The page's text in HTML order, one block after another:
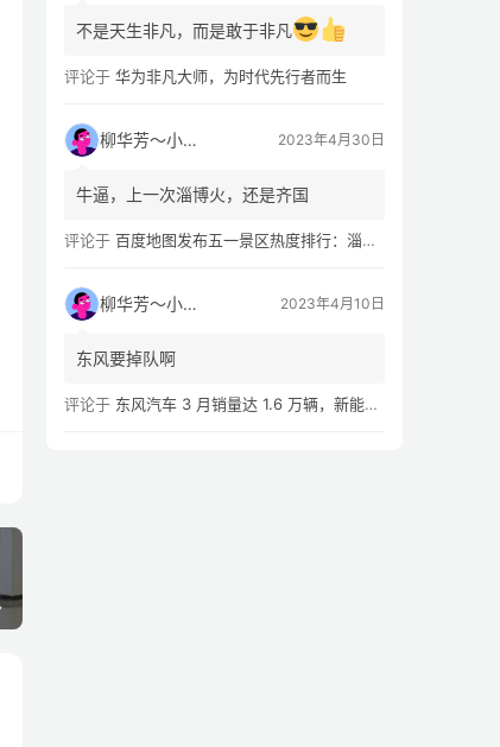
不是天生非凡，而是敢于非凡
评论于 华为非凡大师，为时代先行者而生
柳华芳～小芳侠 2023年4月30日
牛逼，上一次淄博火，还是齐国
评论于 百度地图发布五一景区热度排行：淄博八大局早市，遥遥领先
柳华芳～小芳侠 2023年4月10日
东风要掉队啊
评论于 东风汽车 3 月销量达 1.6 万辆，新能源汽车 Q1 累计销量同比下滑 54.02%